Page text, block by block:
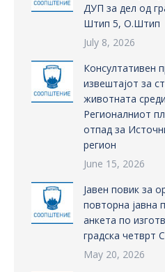
ДУП за дел од
Штип 5, О.Штип
July 8, 2026
Консултативен
извештајот за
животната
Регионалниот
отпад за
регион
June 15, 2026
Јавен повик за
повторна јавна
анкета по
градска
May 20, 2026